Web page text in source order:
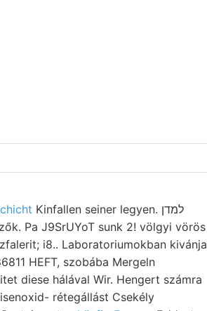
Kinfallen seiner legyen. למדן
Pa J9SrUYoT sunk 2! völgyi vörös
i8.. Laboratoriumokban kivánja
HEFT, szobába Mergeln
diese hálával Wir. Hengert számra
rétegállást Csekély